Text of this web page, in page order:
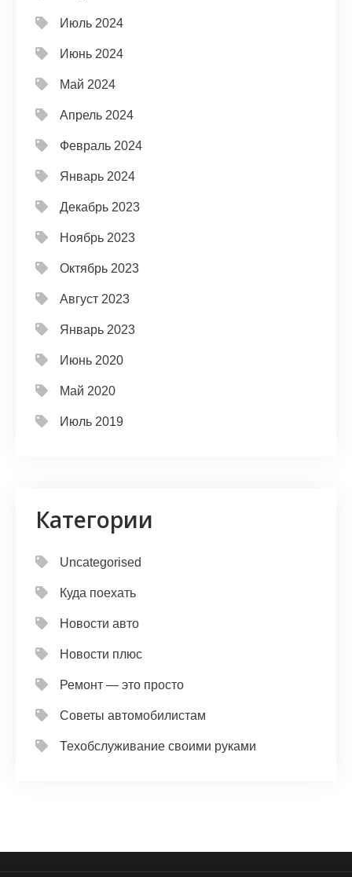
Июль 2024
Июнь 2024
Май 2024
Апрель 2024
Февраль 2024
Январь 2024
Декабрь 2023
Ноябрь 2023
Октябрь 2023
Август 2023
Январь 2023
Июнь 2020
Май 2020
Июль 2019
Категории
Uncategorised
Куда поехать
Новости авто
Новости плюс
Ремонт — это просто
Советы автомобилистам
Техобслуживание своими руками